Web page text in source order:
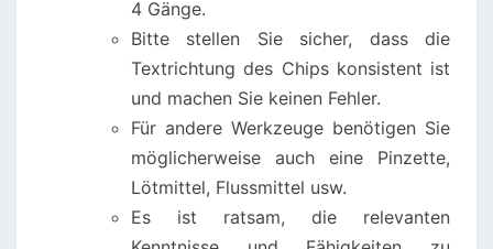
4 Gänge.
Bitte stellen Sie sicher, dass die
Textrichtung des Chips konsistent ist
und machen Sie keinen Fehler.
Für andere Werkzeuge benötigen Sie
möglicherweise auch eine Pinzette,
Lötmittel, Flussmittel usw.
Es ist ratsam, die relevanten